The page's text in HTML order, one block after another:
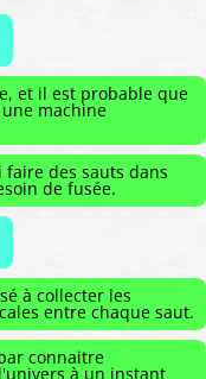
et il est probable que
machine
faire des sauts dans
de fusée.
à collecter les
entre chaque saut.
connaitre
à un instant